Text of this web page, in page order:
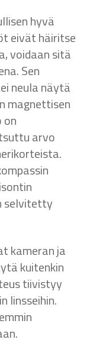
hyvä
eivät häiritse
voidaan sitä
Sen
neula näytä
magnettisen
on
arvo
selvitetty
kameran ja
kuitenkin
tiivistyy
linsseihin.